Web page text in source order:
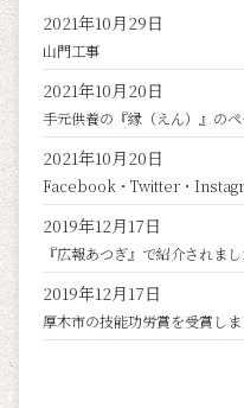
2021年10月29日
山門工事
2021年10月20日
手元供養の『縁（えん）』の
2021年10月20日
Facebook・Twitter・
2019年12月17日
『広報あつぎ』で紹介されま
2019年12月17日
厚木市の技能功労賞を受賞し